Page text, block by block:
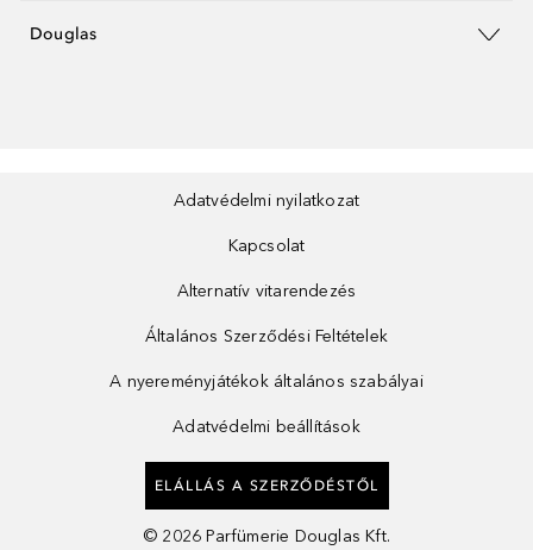
Douglas
Adatvédelmi nyilatkozat
Kapcsolat
Alternatív vitarendezés
Általános Szerződési Feltételek
A nyereményjátékok általános szabályai
Adatvédelmi beállítások
ELÁLLÁS A SZERZŐDÉSTŐL
© 2026 Parfümerie Douglas Kft.